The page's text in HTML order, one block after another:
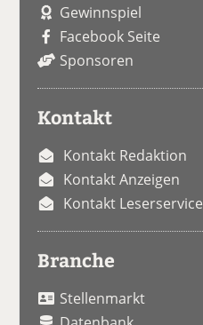
Gewinnspiel
Facebook Seite
Sponsoren
Kontakt
Kontakt Redaktion
Kontakt Anzeigen
Kontakt Leserservice
Branche
Stellenmarkt